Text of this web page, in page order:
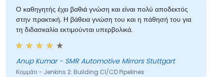
Ο καθηγητής έχει βαθιά γνώση και είναι πολύ αποδεκτός
στην πρακτική. Η βάθεια γνώση του και η πάθησή του για
τη διδασκαλία εκτιμούνται υπερβολικά.
Anup Kumar - SMR Automotive Mirrors Stuttgart
Κομμάτι - Jenkins 2: Building CI/CD Pipelines